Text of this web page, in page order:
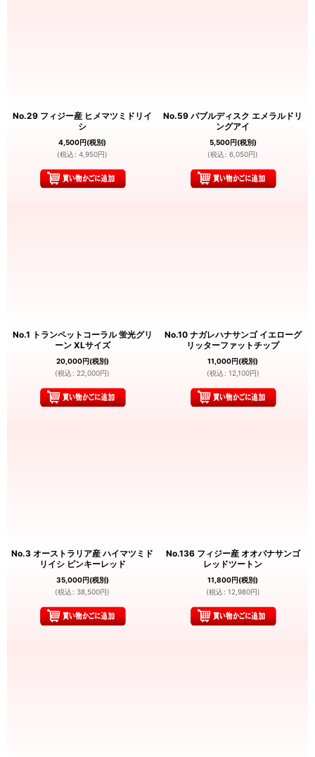
No.29 フィジー産 ヒメマツミドリイ
シ
4,500円(税別)
(税込 : 4,950円)
No.59 バブルディスク エメラルドリ
ングアイ
5,500円(税別)
(税込 : 6,050円)
No.1 トランペットコーラル 蛍光グリ
ーン XLサイズ
20,000円(税別)
(税込 : 22,000円)
No.10 ナガレハナサンゴ イエローグ
リッターファットチップ
11,000円(税別)
(税込 : 12,100円)
No.3 オーストラリア産 ハイマツミド
リイシ ピンキーレッド
35,000円(税別)
(税込 : 38,500円)
No.136 フィジー産 オオバナサンゴ
レッドツートン
11,800円(税別)
(税込 : 12,980円)